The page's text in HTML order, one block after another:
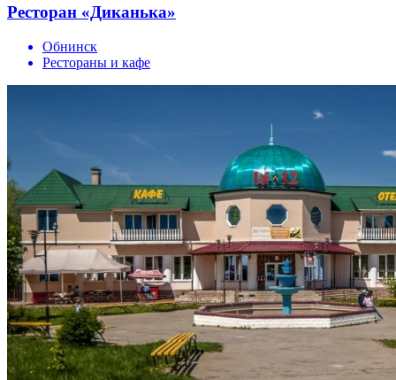
Ресторан «Диканька»
Обнинск
Рестораны и кафе